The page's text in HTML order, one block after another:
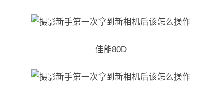
佳能80D